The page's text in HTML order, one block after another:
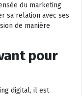
du marketing
sa relation avec ses
de manière
pour
digital, il est